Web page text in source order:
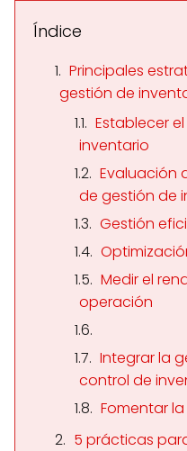
Índice
Principales
gestión de
Establecer
inventario
Evaluación
de gestión de
Gestión
Medir el
operación
Integrar la
control de
Fomentar
5 prácticas